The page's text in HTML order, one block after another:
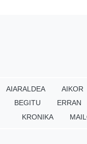
AIARALDEA AIKOR
BEGITU
ERRAN
KRONIKA